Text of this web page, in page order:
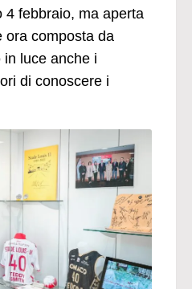
4 febbraio, ma aperta
ora composta da
in luce anche i
di conoscere i